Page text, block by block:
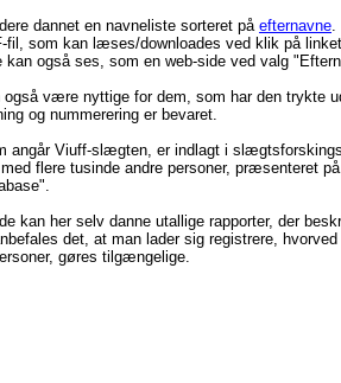
dannet en navneliste sorteret på efternavne.
fil, som kan læses/downloades ved klik på
kan også ses, som en web-side ved valg
også være nyttige for dem, som har den trykte
og nummerering er bevaret.
angår Viuff-slægten, er indlagt i
flere tusinde andre personer, præsenteret
kan her selv danne utallige rapporter, der
det, at man lader sig registrere,
gøres tilgængelige.